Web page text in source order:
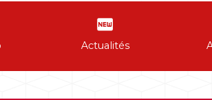
fiber_new
Actualités